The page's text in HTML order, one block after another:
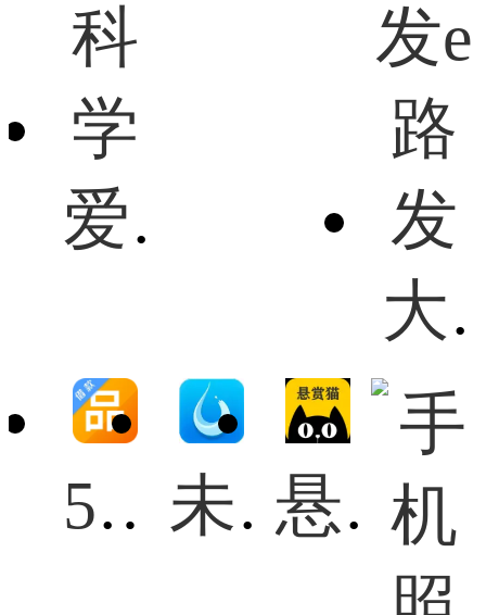
爱问科学
大
51人品贷 未来水世界手机版 悬赏猫极速版赚钱app